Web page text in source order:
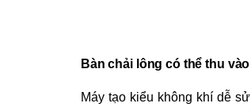
Bàn chải lông có thể thu
Máy tạo kiểu không khí dễ